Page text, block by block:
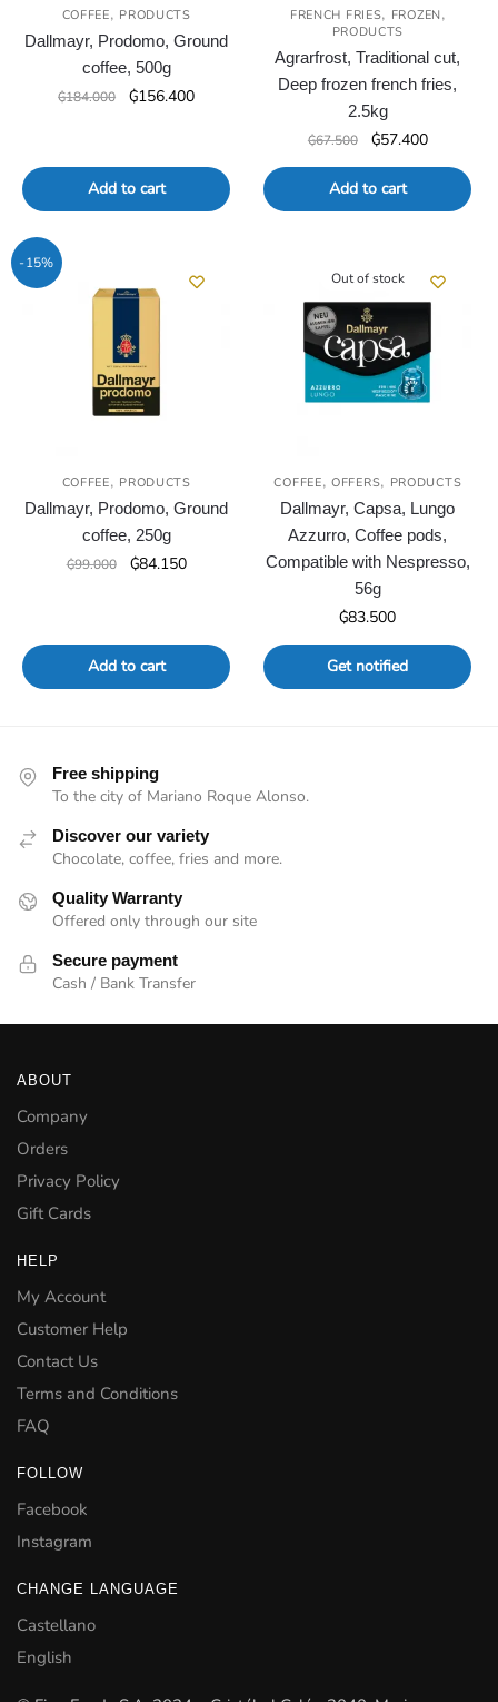
COFFEE, PRODUCTS
Dallmayr, Prodomo, Ground
coffee, 500g
₲184.000
Original
₲184.000.
₲156.400Current
₲156.400.
Add to cart
FRENCH FRIES, FROZEN,
PRODUCTS
Agrarfrost, Traditional cut,
Deep frozen french fries,
2.5kg
₲67.500
Original
price
was:
₲67.500.
₲57.400Current
price
₲57.400.
Add to cart
-15%
COFFEE, PRODUCTS
Dallmayr, Prodomo, Ground
coffee, 250g
₲99.000
Original
₲84.150Current
Add to cart
Out of stock
COFFEE,OFFERS, PRODUCTS
Dallmayr, Capsa, Lungo
Azzurro, Coffee pods,
Compatible with Nespresso,
56g
₲83.500
Get notified
Free shipping
To the city of Mariano Roque Alonso.
Discover our variety
Chocolate, coffee, fries and more.
Quality Warranty
Offered only through our site
Secure payment
Cash / Bank Transfer
ABOUT
Company
Orders
Privacy Policy
Gift Cards
HELP
My Account
Customer Help
Contact Us
Terms and Conditions
FAQ
FOLLOW
Facebook
Instagram
CHANGE LANGUAGE
Castellano
English